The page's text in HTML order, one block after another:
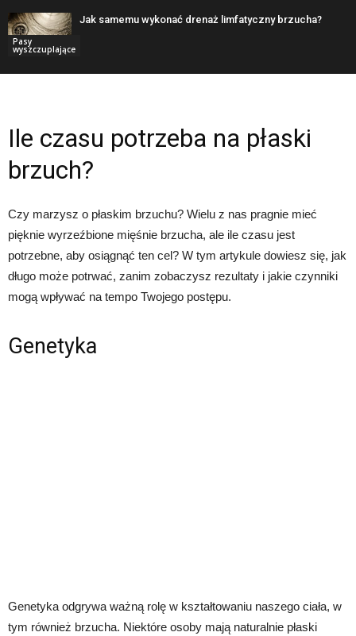
Pasy
wyszczuplające
Jak samemu wykonać drenaż limfatyczny brzucha?
Ile czasu potrzeba na płaski
brzuch?
Czy marzysz o płaskim brzuchu? Wielu z nas pragnie mieć
pięknie wyrzeźbione mięśnie brzucha, ale ile czasu jest
potrzebne, aby osiągnąć ten cel? W tym artykule dowiesz się, jak
długo może potrwać, zanim zobaczysz rezultaty i jakie czynniki
mogą wpływać na tempo Twojego postępu.
Genetyka
Genetyka odgrywa ważną rolę w kształtowaniu naszego ciała, w
tym również brzucha. Niektóre osoby mają naturalnie płaski